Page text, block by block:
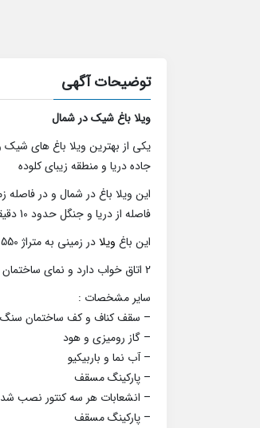
توضیحات آگهی
ویلا باغ شیک در شمال
یکی از بهترین ویلا باغ های
جاده دریا و منطقه زیبای کلوده
این ویلا باغ در شمال و در
فاصله از دریا و جنگل حدود 10 دقیقه.
این باغ ویلادر زمینی به متراژ 550 مترمربع در یک بنای بسیار شیک و همکف به مساحت 150 مترمربع ساخته شده است.
2 اتاق خواب دارد و نمای ساختمان و کف محوطه سنگ مرغوب می باشد.
سایر مشخصات :
– سقف کناف و کف ساختمان
– گاز رومیزی و هود
– آب نما و باربیکیو
– پارکینگ مسقف
– انشعابات هر سه کنتور نصب
– پارکینگ مسقف